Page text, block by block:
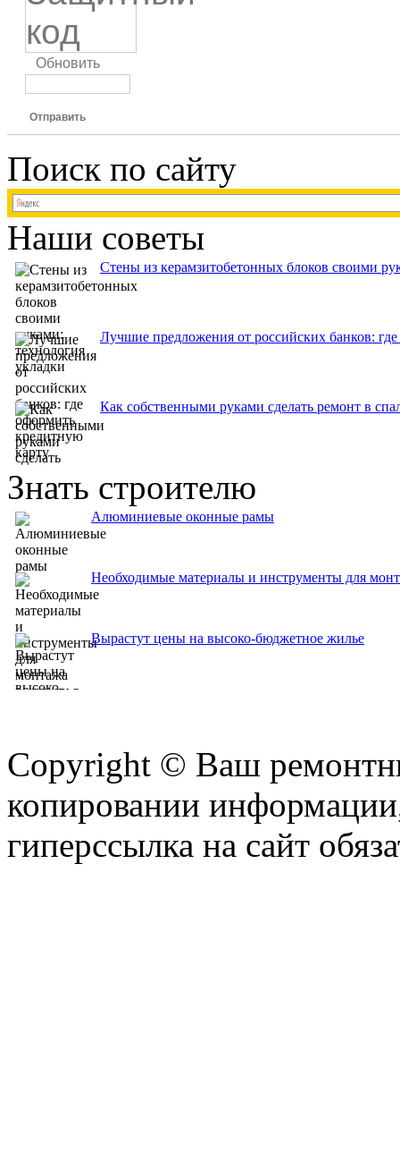
Обновить
Отправить
Поиск по сайту
Наши советы
Стены из керамзитобетонных блоков своими
Лучшие предложения от российских банков:
Как собственными руками сделать ремонт в
Знать строителю
Алюминиевые оконные рамы
Необходимые материалы и инструменты для
Вырастут цены на высоко-бюджетное жилье
Copyright © Ваш
копировании
гиперссылка на сайт